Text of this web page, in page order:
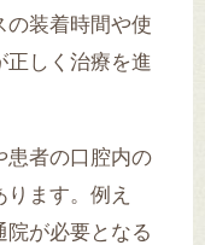
の装着時間や使
正しく治療を進
患者の口腔内の
ます。例え
院が必要となる